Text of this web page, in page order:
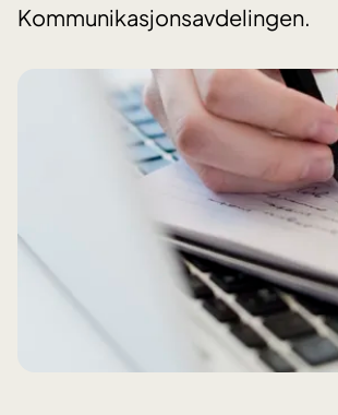
Kommunikasjonsavdelingen.